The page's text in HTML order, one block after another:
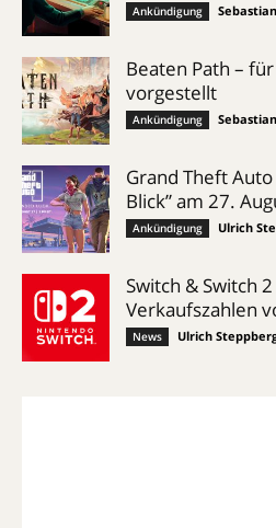
Ankündigung
Beaten Path – für
vorgestellt
Ankündigung
Grand Theft
Blick” am 27.
Ankündigung Ulrich
Switch & Switch
Verkaufszahlen
News Ulrich